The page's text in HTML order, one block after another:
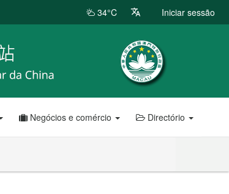
34°C Iniciar sessão
Negócios e comércio Directório